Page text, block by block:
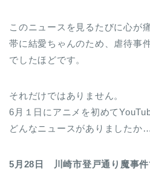
このニュースを見るたびに心が
帯に結愛ちゃんのため、虐待事
でしたほどです。
それだけではありません。
6月１日にアニメを初めて
どんなニュースがありましたか…
5月28日 川崎市登戸通り魔事件